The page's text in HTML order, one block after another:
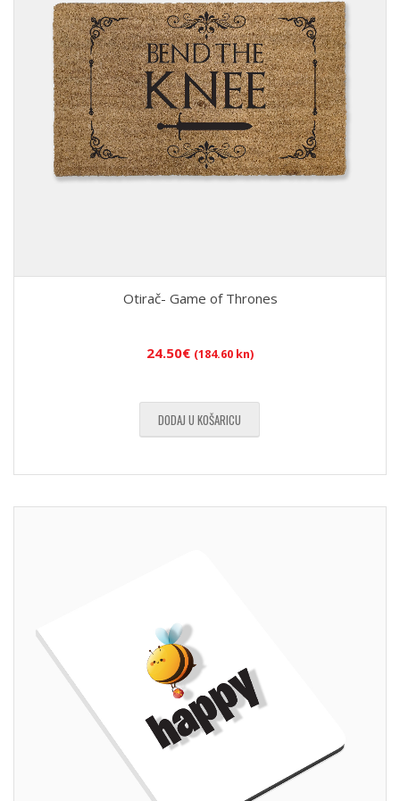
Otirač- Game of Thrones
24.50€ (184.60 kn)
DODAJ U KOŠARICU